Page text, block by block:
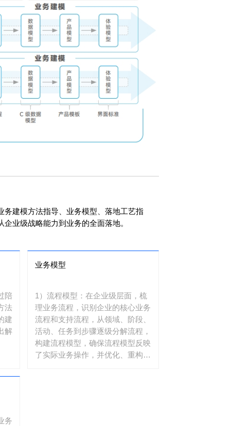
务建模方法指导、业务模型、落地工艺指
业级战略能力到业务的全面落地。
陪
法
建
解
业务模型
1）流程模型：在企业级层面，梳
理业务流程，识别企业的核心业务
流程和支持流程，从领域、阶段、
活动、任务到步骤逐级分解流程，
构建流程模型，确保流程模型反映
了实际业务操作，并优化、重构业
务